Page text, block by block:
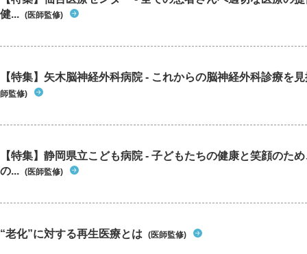
健... (医師監修)
【特集】矢木脳神経外科病院 - これからの脳神経外科診療を
師監修)
【特集】静岡県立こども病院 - 子どもたちの健康と笑顔のた
の... (医師監修)
“老化”に対する再生医療とは (医師監修)